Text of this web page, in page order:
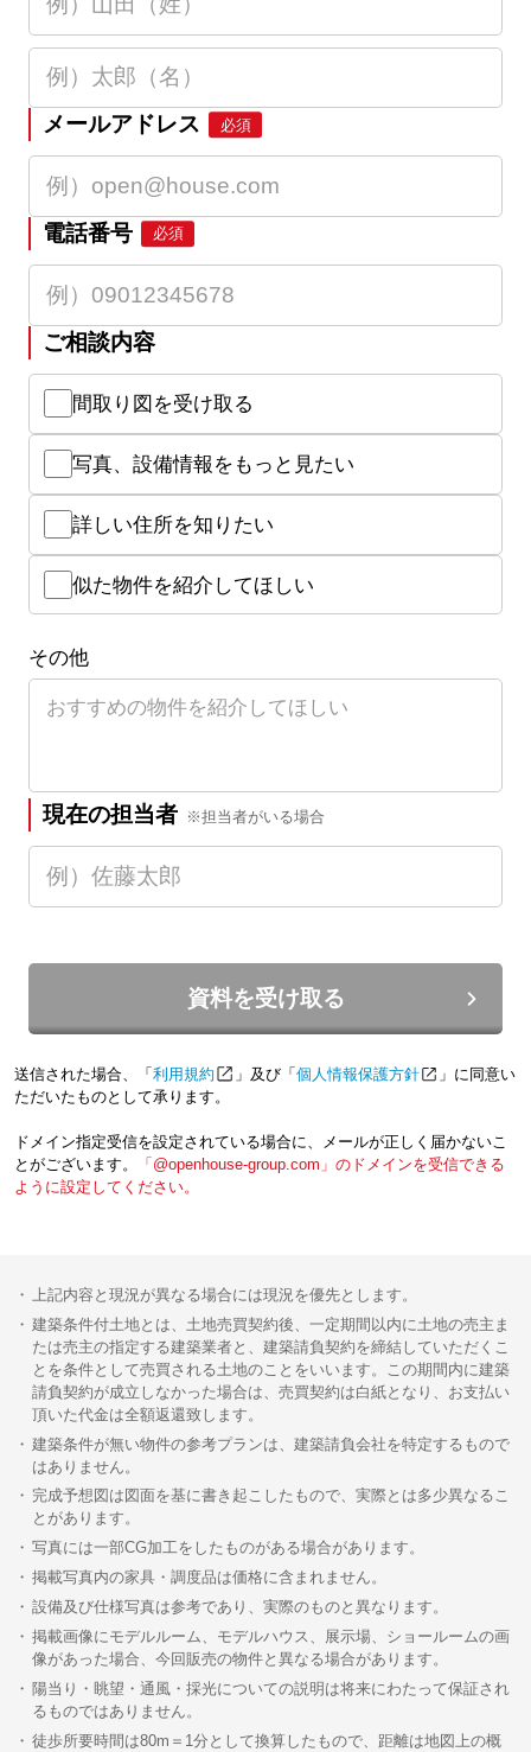
メールアドレス 必須
電話番号 必須
ご相談内容
間取り図を受け取る
写真、設備情報をもっと見たい
詳しい住所を知りたい
似た物件を紹介してほしい
その他
現在の担当者 ※担当者がいる場合
資料を受け取る
送信された場合、「 利用規約 」及び「 個人情報保護方針
」に同意い
ただいたものとして承ります。
ドメイン指定受信を設定されている場合に、メールが正しく届かないこ
とがございます。
「@openhouse-group.com」のドメインを受信できる
ように設定してください。
上記内容と現況が異なる場合には現況を優先とします。
建築条件付土地とは、土地売買契約後、一定期間以内に土地の売主ま
たは売主の指定する建築業者と、建築請負契約を締結していただくこ
とを条件として売買される土地のことをいいます。この期間内に建築
請負契約が成立しなかった場合は、売買契約は白紙となり、お支払い
頂いた代金は全額返還致します。
建築条件が無い物件の参考プランは、建築請負会社を特定するもので
はありません。
完成予想図は図面を基に書き起こしたもので、実際とは多少異なるこ
とがあります。
写真には一部CG加工をしたものがある場合があります。
掲載写真内の家具・調度品は価格に含まれません。
設備及び仕様写真は参考であり、実際のものと異なります。
掲載画像にモデルルーム、モデルハウス、展示場、ショールームの画
像があった場合、今回販売の物件と異なる場合があります。
陽当り・眺望・通風・採光についての説明は将来にわたって保証され
るものではありません。
徒歩所要時間は80m＝1分として換算したもので、距離は地図上の概